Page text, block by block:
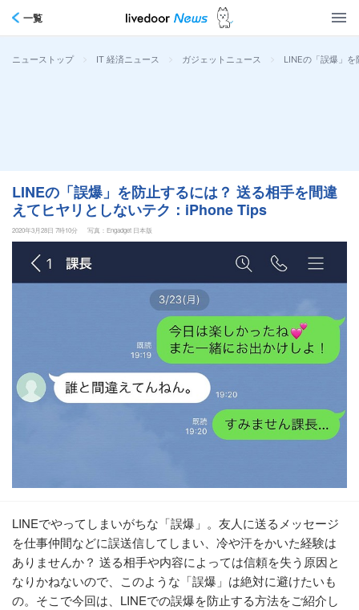
一覧
ニューストップ > IT 経済ニュース > ガジェットニュース > LINEの「誤爆」
LINEの「誤爆」を防止するには？ 送る相手を間違
えてヒヤリとしないテク：iPhone Tips
2020年3月28日 7時10分 写真：Engadget 日本版
LINEでやってしまいがちな「誤爆」。友人に送るメッセージ
を仕事仲間などに誤送信してしまい、冷や汗をかいた経験は
ありませんか？ 送る相手や内容によっては信頼を失う原因と
なりかねないので、このような「誤爆」は絶対に避けたいも
の。そこで今回は、LINEでの誤爆を防止する方法をご紹介し